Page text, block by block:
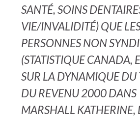
SANTÉ, SOINS
VIE/INVALIDITÉ) QUE
PERSONNES NON
(STATISTIQUE CANADA,
SUR LA DYNAMIQUE DU
DU REVENU 2000 DANS
MARSHALL KATHERINE,